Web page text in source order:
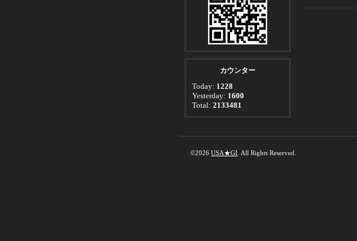
カウンター
Today: 1228
Yesterday: 1600
Total: 2133481
©2026 USA★GI . All Rights Reserved.